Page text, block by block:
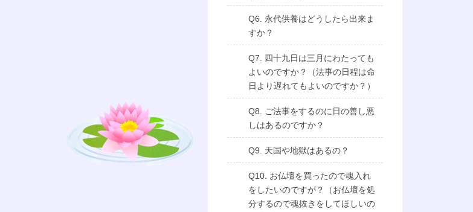
Q6. 永代供養はどうしたら出来ま
すか？
Q7. 四十九日は三月にわたっても
よいのですか？（法事の日程は命
日より遅れてもよいのですか？）
Q8. ご法事をするのに日の善し悪
しはあるのですか？
Q9. 天国や地獄はあるの？
Q10. お仏壇を買ったので魂入れ
をしたいのですが？（お仏壇を処
分するので魂抜きをしてほしいの